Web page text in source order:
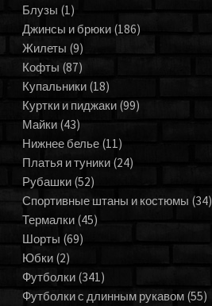
Блузы (1)
Джинсы и брюки (186)
Жилеты (9)
Кофты (87)
Купальники (18)
Куртки и пиджаки (99)
Майки (43)
Нижнее белье (11)
Платья и туники (24)
Рубашки (52)
Спортивные штаны и костюмы (34)
Термалки (45)
Шорты (69)
Юбки (2)
Футболки (341)
Футболки с длинным рукавом (55)